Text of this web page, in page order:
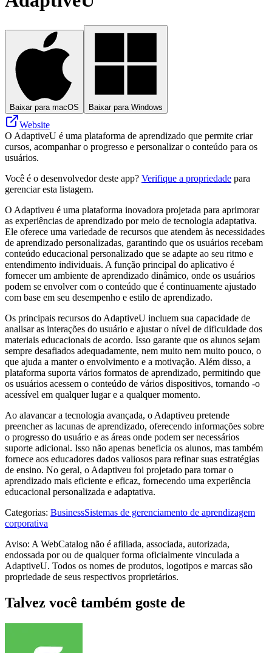
Baixar para macOS Baixar para Windows
Website
O AdaptiveU é uma plataforma de aprendizado que permite criar
cursos, acompanhar o progresso e personalizar o conteúdo para os
usuários.
Você é o desenvolvedor deste app? Verifique a propriedade para
gerenciar esta listagem.
O Adaptiveu é uma plataforma inovadora projetada para aprimorar
as experiências de aprendizado por meio de tecnologia adaptativa.
Ele oferece uma variedade de recursos que atendem às necessidades
de aprendizado personalizadas, garantindo que os usuários recebam
conteúdo educacional personalizado que se adapte ao seu ritmo e
entendimento individuais. A função principal do aplicativo é
fornecer um ambiente de aprendizado dinâmico, onde os usuários
podem se envolver com o conteúdo que é continuamente ajustado
com base em seu desempenho e estilo de aprendizado.
Os principais recursos do AdaptiveU incluem sua capacidade de
analisar as interações do usuário e ajustar o nível de dificuldade dos
materiais educacionais de acordo. Isso garante que os alunos sejam
sempre desafiados adequadamente, nem muito nem muito pouco, o
que ajuda a manter o envolvimento e a motivação. Além disso, a
plataforma suporta vários formatos de aprendizado, permitindo que
os usuários acessem o conteúdo de vários dispositivos, tornando -o
acessível em qualquer lugar e a qualquer momento.
Ao alavancar a tecnologia avançada, o Adaptiveu pretende
preencher as lacunas de aprendizado, oferecendo informações sobre
o progresso do usuário e as áreas onde podem ser necessários
suporte adicional. Isso não apenas beneficia os alunos, mas também
fornece aos educadores dados valiosos para refinar suas estratégias
de ensino. No geral, o Adaptiveu foi projetado para tornar o
aprendizado mais eficiente e eficaz, fornecendo uma experiência
educacional personalizada e adaptativa.
Categorias: BusinessSistemas de gerenciamento de aprendizagem
corporativa
Aviso: A WebCatalog não é afiliada, associada, autorizada,
endossada por ou de qualquer forma oficialmente vinculada a
AdaptiveU. Todos os nomes de produtos, logotipos e marcas são
propriedade de seus respectivos proprietários.
Talvez você também goste de